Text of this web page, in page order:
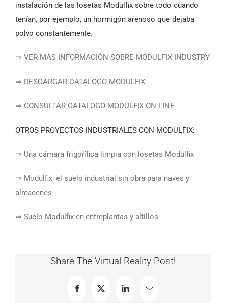
instalación de las losetas Modulfix sobre todo cuando
tenían, por ejemplo, un hormigón arenoso que dejaba
polvo constantemente.
⇒ VER MÁS INFORMACIÓN SOBRE MODULFIX INDUSTRY
⇒ DESCARGAR CATALOGO MODULFIX
⇒ CONSULTAR CATALOGO MODULFIX ON LINE
OTROS PROYECTOS INDUSTRIALES CON MODULFIX:
⇒ Una cámara frigorífica limpia con losetas Modulfix
⇒ Modulfix, el suelo industrial sin obra para naves y
almacenes
⇒ Suelo Modulfix en entreplantas y altillos
Share The Virtual Reality Post!
Facebook
X LinkedInCorreo